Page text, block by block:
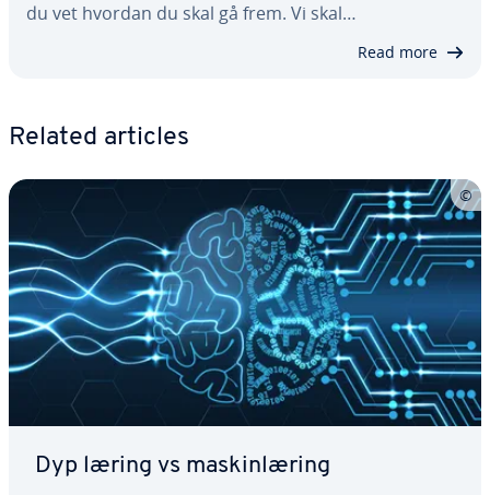
du vet hvordan du skal gå frem. Vi skal…
Read more
Related articles
Dyp læring vs maskinlæring